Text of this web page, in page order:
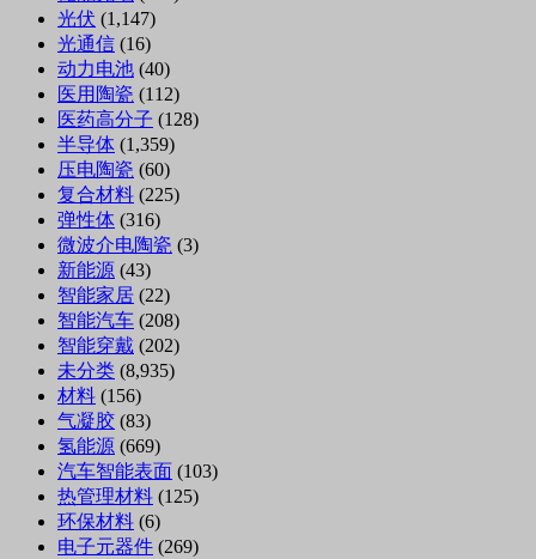
光伏 (1,147)
光通信 (16)
动力电池 (40)
医用陶瓷 (112)
医药高分子 (128)
半导体 (1,359)
压电陶瓷 (60)
复合材料 (225)
弹性体 (316)
微波介电陶瓷 (3)
新能源 (43)
智能家居 (22)
智能汽车 (208)
智能穿戴 (202)
未分类 (8,935)
材料 (156)
气凝胶 (83)
氢能源 (669)
汽车智能表面 (103)
热管理材料 (125)
环保材料 (6)
电子元器件 (269)